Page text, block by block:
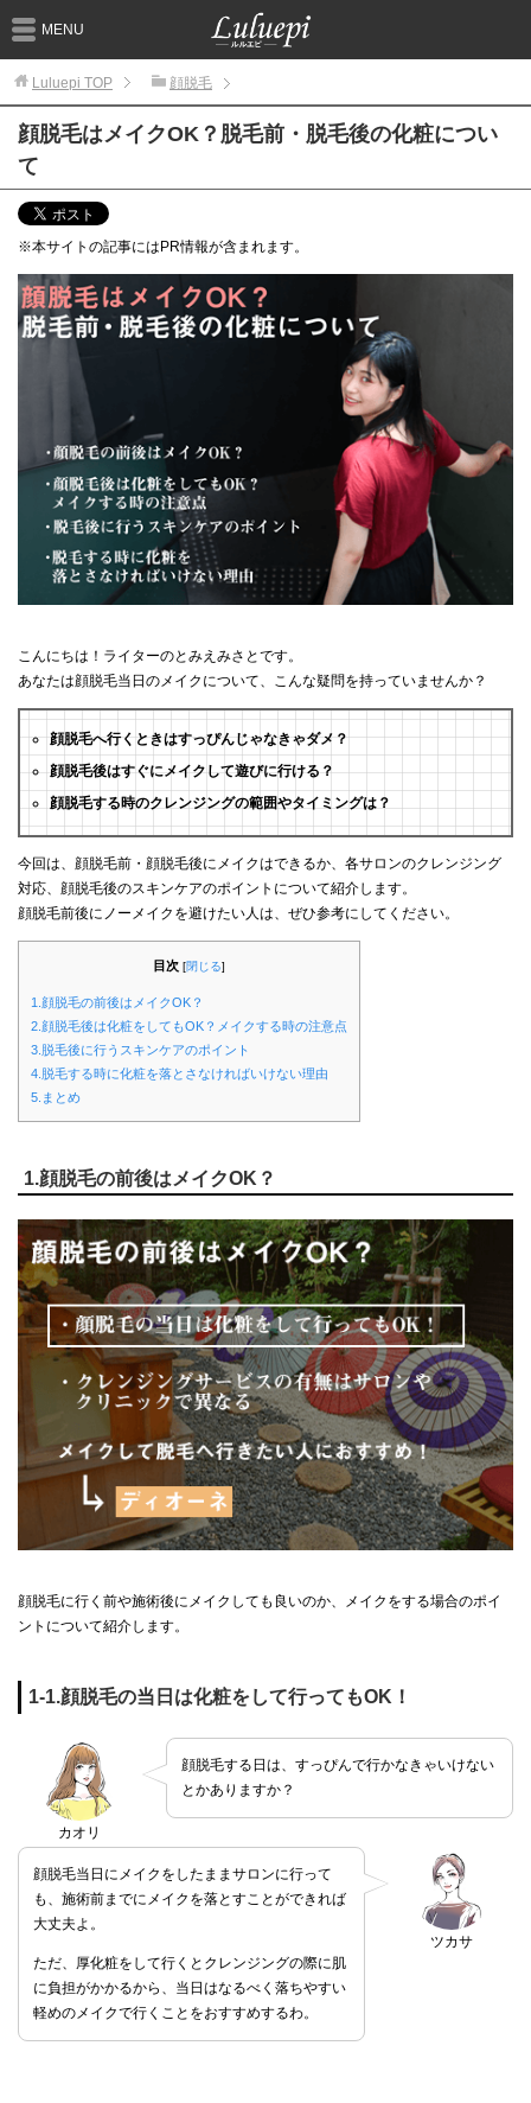
MENU
Luluepi TOP 顔脱毛
顔脱毛はメイクOK？脱毛前・脱毛後の化粧につい
て
※本サイトの記事にはPR情報が含まれます。
こんにちは！ライターのとみえみさとです。
あなたは顔脱毛当日のメイクについて、こんな疑問を持っていませんか？
顔脱毛へ行くときはすっぴんじゃなきゃダメ？
顔脱毛後はすぐにメイクして遊びに行ける？
顔脱毛する時のクレンジングの範囲やタイミングは？
今回は、顔脱毛前・顔脱毛後にメイクはできるか、各サロンのクレンジング
対応、顔脱毛後のスキンケアのポイントについて紹介します。
顔脱毛前後にノーメイクを避けたい人は、ぜひ参考にしてください。
目次 [閉じる]
1.顔脱毛の前後はメイクOK？
2.顔脱毛後は化粧をしてもOK？メイクする時の注意点
3.脱毛後に行うスキンケアのポイント
4.脱毛する時に化粧を落とさなければいけない理由
5.まとめ
1.顔脱毛の前後はメイクOK？
顔脱毛に行く前や施術後にメイクしても良いのか、メイクをする場合のポイ
ントについて紹介します。
1-1.顔脱毛の当日は化粧をして行ってもOK！
カオリ
顔脱毛する日は、すっぴんで行かなきゃいけない
とかありますか？
ツカサ
顔脱毛当日にメイクをしたままサロンに行って
も、施術前までにメイクを落とすことができれば
大丈夫よ。
ただ、厚化粧をして行くとクレンジングの際に肌
に負担がかかるから、当日はなるべく落ちやすい
軽めのメイクで行くことをおすすめするわ。